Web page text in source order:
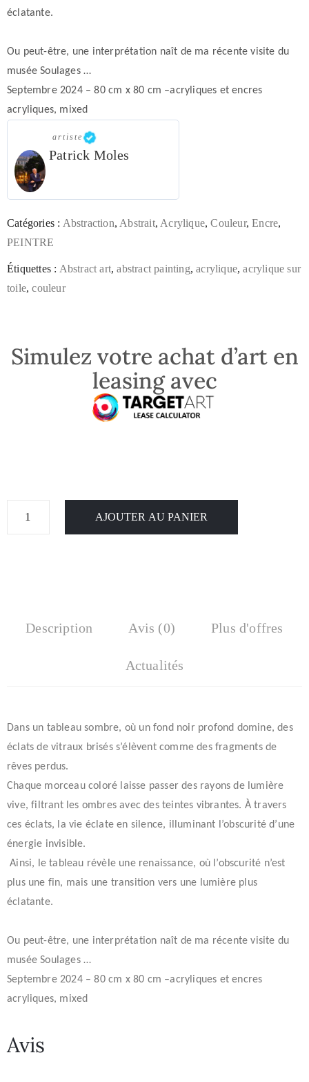
éclatante.
Ou peut-être, une interprétation naît de ma récente visite du
musée Soulages …
Septembre 2024 – 80 cm x 80 cm –acryliques et encres
acryliques, mixed
artiste
Patrick Moles
Catégories : Abstraction, Abstrait, Acrylique,Couleur,Encre,
PEINTRE
Étiquettes : Abstract art,abstract painting,acrylique,acrylique sur
toile,couleur
Simulez votre achat d’art en
leasing avec
AJOUTER AU PANIER
Description Avis (0) Plus d'offres
Actualités
Dans un tableau sombre, où un fond noir profond domine, des
éclats de vitraux brisés s’élèvent comme des fragments de
rêves perdus.
Chaque morceau coloré laisse passer des rayons de lumière
vive, filtrant les ombres avec des teintes vibrantes. À travers
ces éclats, la vie éclate en silence, illuminant l’obscurité d’une
énergie invisible.
Ainsi, le tableau révèle une renaissance, où l’obscurité n’est
plus une fin, mais une transition vers une lumière plus
éclatante.
Ou peut-être, une interprétation naît de ma récente visite du
musée Soulages …
Septembre 2024 – 80 cm x 80 cm –acryliques et encres
acryliques, mixed
Avis